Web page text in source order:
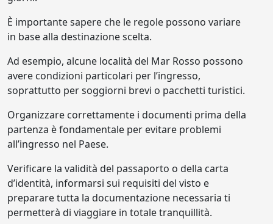
È importante sapere che le regole possono variare
in base alla destinazione scelta.
Ad esempio, alcune località del Mar Rosso possono
avere condizioni particolari per l’ingresso,
soprattutto per soggiorni brevi o pacchetti turistici.
Organizzare correttamente i documenti prima della
partenza è fondamentale per evitare problemi
all’ingresso nel Paese.
Verificare la validità del passaporto o della carta
d’identità, informarsi sui requisiti del visto e
preparare tutta la documentazione necessaria ti
permetterà di viaggiare in totale tranquillità.